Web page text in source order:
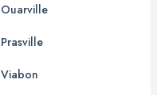
Ouarville
Prasville
Viabon